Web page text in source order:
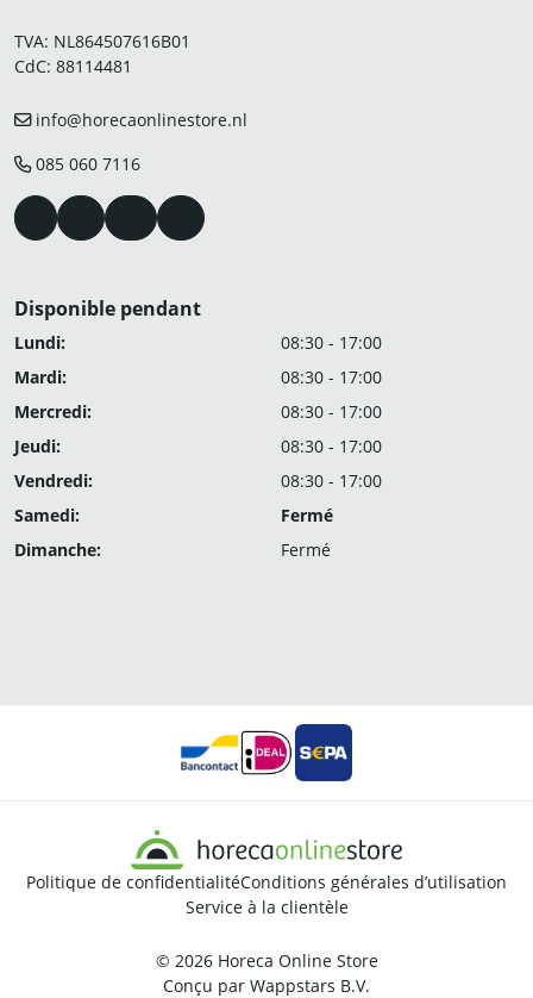
TVA: NL864507616B01
CdC: 88114481
info@horecaonlinestore.nl
085 060 7116
Disponible pendant
Lundi:
08:30 - 17:00
Mardi:
08:30 - 17:00
Mercredi:
08:30 - 17:00
Jeudi:
08:30 - 17:00
Vendredi:
08:30 - 17:00
Samedi:
Fermé
Dimanche:
Fermé
Politique de confidentialitéConditions générales d’utilisation
Service à la clientèle
© 2026 Horeca Online Store
Conçu par Wappstars B.V.